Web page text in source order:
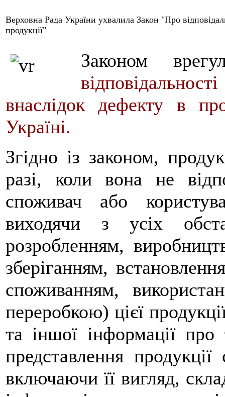
Верховна Рада України ухвалила Закон "Про
продукції"
Законом
внаслідок дефекту в
Україні.
Згідно із законом,
разі, коли вона не
споживач або
виходячи з усіх
розробленням,
зберіганням,
споживанням,
переробкою) цієї
та іншої інформації
представлення продукції
включаючи її вигляд,